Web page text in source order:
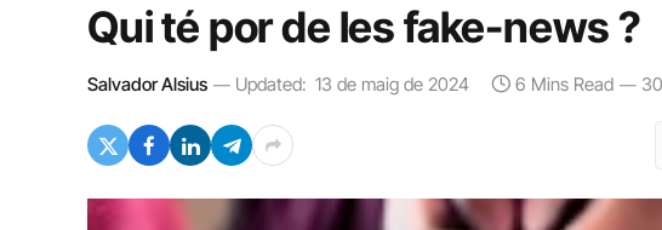
Qui té por de les fake-news ?
Salvador Alsius Updated: 13 de maig de 2024 6 Mins Read